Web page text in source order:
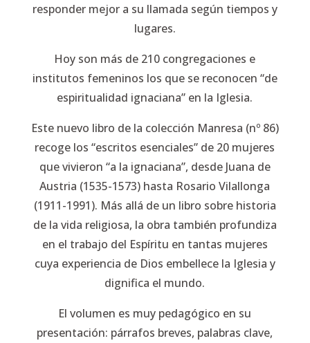
responder mejor a su llamada según tiempos y
lugares.
Hoy son más de 210 congregaciones e
institutos femeninos los que se reconocen “de
espiritualidad ignaciana” en la Iglesia.
Este nuevo libro de la colección Manresa (nº 86)
recoge los “escritos esenciales” de 20 mujeres
que vivieron “a la ignaciana”, desde Juana de
Austria (1535-1573) hasta Rosario Vilallonga
(1911-1991). Más allá de un libro sobre historia
de la vida religiosa, la obra también profundiza
en el trabajo del Espíritu en tantas mujeres
cuya experiencia de Dios embellece la Iglesia y
dignifica el mundo.
El volumen es muy pedagógico en su
presentación: párrafos breves, palabras clave,